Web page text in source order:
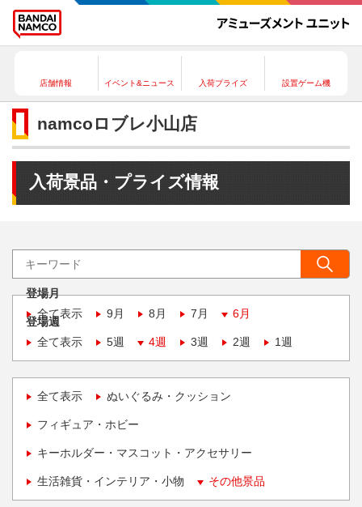
店舗情報 イベント&ニュース 入荷プライズ 設置ゲーム機
namcoロブレ小山店
入荷景品・プライズ情報
登場月
全て表示
9月 8月 7月 6月
登場週
全て表示
5週 4週 3週 2週 1週
全て表示 ぬいぐるみ・クッション
フィギュア・ホビー
キーホルダー・マスコット・アクセサリー
生活雑貨・インテリア・小物 その他景品